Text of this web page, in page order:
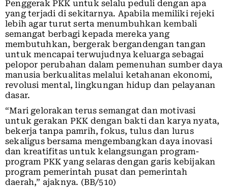
Penggerak PKK untuk selalu peduli dengan apa
yang terjadi di sekitarnya. Apabila memiliki rejeki
lebih agar turut serta menumbuhkan kembali
semangat berbagi kepada mereka yang
membutuhkan, bergerak bergandengan tangan
untuk mencapai terwujudnya keluarga sebagai
pelopor perubahan dalam pemenuhan sumber daya
manusia berkualitas melalui ketahanan ekonomi,
revolusi mental, lingkungan hidup dan pelayanan
dasar.
“Mari gelorakan terus semangat dan motivasi
untuk gerakan PKK dengan bakti dan karya nyata,
bekerja tanpa pamrih, fokus, tulus dan lurus
sekaligus bersama mengembangkan daya inovasi
dan kreatifitas untuk kelangsungan program-
program PKK yang selaras dengan garis kebijakan
program pemerintah pusat dan pemerintah
daerah,” ajaknya. (BB/510)